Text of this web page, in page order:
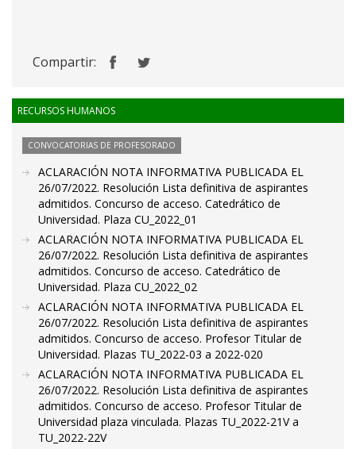
Compartir:
RECURSOS HUMANOS
CONVOCATORIAS DE PROFESORADO
ACLARACIÓN NOTA INFORMATIVA PUBLICADA EL
26/07/2022. Resolución Lista definitiva de aspirantes
admitidos. Concurso de acceso. Catedrático de
Universidad. Plaza CU_2022_01
ACLARACIÓN NOTA INFORMATIVA PUBLICADA EL
26/07/2022. Resolución Lista definitiva de aspirantes
admitidos. Concurso de acceso. Catedrático de
Universidad. Plaza CU_2022_02
ACLARACIÓN NOTA INFORMATIVA PUBLICADA EL
26/07/2022. Resolución Lista definitiva de aspirantes
admitidos. Concurso de acceso. Profesor Titular de
Universidad. Plazas TU_2022-03 a 2022-020
ACLARACIÓN NOTA INFORMATIVA PUBLICADA EL
26/07/2022. Resolución Lista definitiva de aspirantes
admitidos. Concurso de acceso. Profesor Titular de
Universidad plaza vinculada. Plazas TU_2022-21V a
TU_2022-22V